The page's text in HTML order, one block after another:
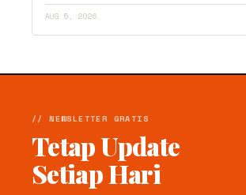
AUG 5, 2026
// NEWSLETTER GRATIS
Tetap Update
Setiap Hari